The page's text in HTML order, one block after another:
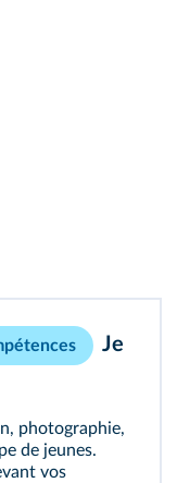
Je
photographie,
de jeunes.
vos